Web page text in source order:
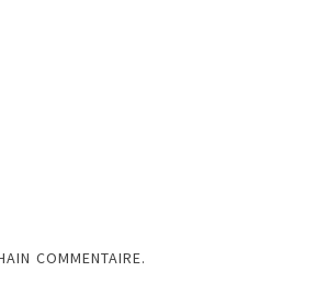
COMMENTAIRE.